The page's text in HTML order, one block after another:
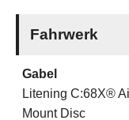
Fahrwerk
Gabel
Litening C:68X®
Mount Disc